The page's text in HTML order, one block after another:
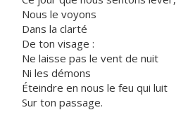
Nous le voyons
Dans la clarté
De ton visage :
Ne laisse pas le vent de nuit
Ni les démons
Éteindre en nous le feu qui luit
Sur ton passage.